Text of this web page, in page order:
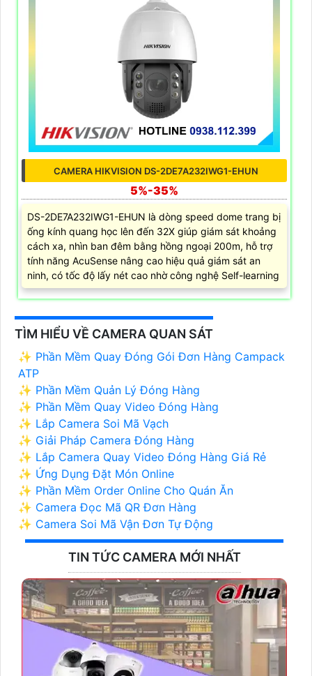
CAMERA HIKVISION DS-2DE7A232IWG1-EHUN
5%-35%
DS-2DE7A232IWG1-EHUN là dòng speed dome trang bị
ống kính quang học lên đến 32X giúp giám sát khoảng
cách xa, nhìn ban đêm bằng hồng ngoại 200m, hỗ trợ
tính năng AcuSense nâng cao hiệu quả giám sát an
ninh, có tốc độ lấy nét cao nhờ công nghệ Self-learning
TÌM HIỂU VỀ CAMERA QUAN SÁT
✨ Phần Mềm Quay Đóng Gói Đơn Hàng Campack
ATP
✨ Phần Mềm Quản Lý Đóng Hàng
✨ Phần Mềm Quay Video Đóng Hàng
✨ Lắp Camera Soi Mã Vạch
✨ Giải Pháp Camera Đóng Hàng
✨ Lắp Camera Quay Video Đóng Hàng Giá Rẻ
✨ Ứng Dụng Đặt Món Online
✨ Phần Mềm Order Online Cho Quán Ăn
✨ Camera Đọc Mã QR Đơn Hàng
✨ Camera Soi Mã Vận Đơn Tự Động
TIN TỨC CAMERA MỚI NHẤT